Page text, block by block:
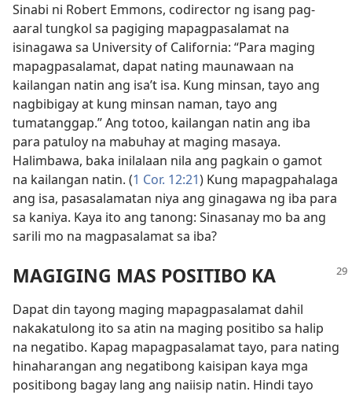
Sinabi ni Robert Emmons, codirector ng isang pag-
aaral tungkol sa pagiging mapagpasalamat na
isinagawa sa University of California: “Para maging
mapagpasalamat, dapat nating maunawaan na
kailangan natin ang isa’t isa. Kung minsan, tayo ang
nagbibigay at kung minsan naman, tayo ang
tumatanggap.” Ang totoo, kailangan natin ang iba
para patuloy na mabuhay at maging masaya.
Halimbawa, baka inilalaan nila ang pagkain o gamot
na kailangan natin. (1 Cor. 12:21) Kung mapagpahalaga
ang isa, pasasalamatan niya ang ginagawa ng iba para
sa kaniya. Kaya ito ang tanong: Sinasanay mo ba ang
sarili mo na magpasalamat sa iba?
MAGIGING MAS POSITIBO KA
Dapat din tayong maging mapagpasalamat dahil
nakakatulong ito sa atin na maging positibo sa halip
na negatibo. Kapag mapagpasalamat tayo, para nating
hinaharangan ang negatibong kaisipan kaya mga
positibong bagay lang ang naiisip natin. Hindi tayo